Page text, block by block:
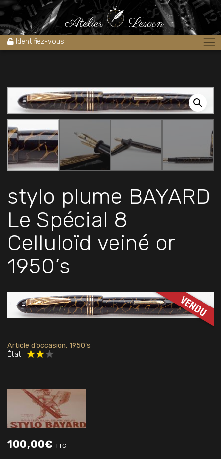
Identifiez-vous
Accueil » Boutique Stylos » Stylos plume
stylo plume BAYARD Le
Spécial 8 Celluloïd veiné or 1950’s
stylo plume BAYARD
Le Spécial 8
Celluloïd veiné or
1950’s
Article d'occasion. 1950's
État :
100,00€ TTC